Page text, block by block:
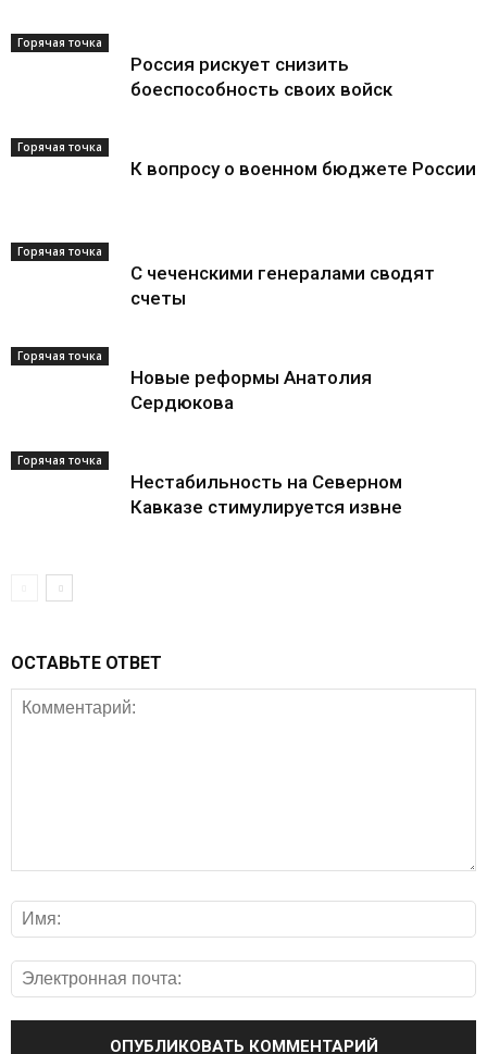
Горячая точка
Россия рискует снизить
боеспособность своих войск
Горячая точка
К вопросу о военном бюджете России
Горячая точка
С чеченскими генералами сводят
счеты
Горячая точка
Новые реформы Анатолия
Сердюкова
Горячая точка
Нестабильность на Северном
Кавказе стимулируется извне
ОСТАВЬТЕ ОТВЕТ